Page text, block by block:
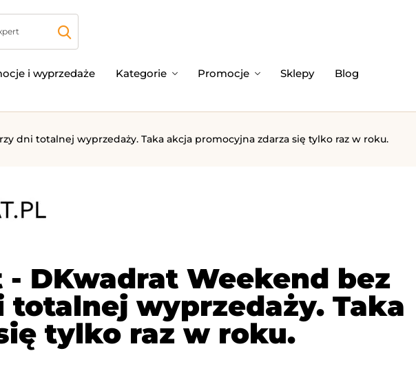
i wyprzedaże Kategorie Promocje Sklepy Blog
dni totalnej wyprzedaży. Taka akcja promocyjna zdarza się tylko raz w roku.
DKwadrat Weekend bez
wyprzedaży. Taka
tylko raz w roku.